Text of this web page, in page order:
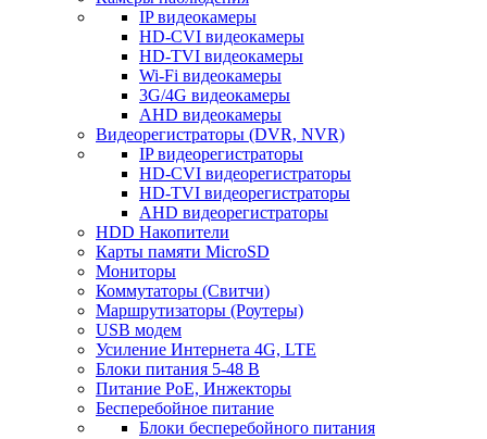
IP видеокамеры
HD-CVI видеокамеры
HD-TVI видеокамеры
Wi-Fi видеокамеры
3G/4G видеокамеры
AHD видеокамеры
Видеорегистраторы (DVR, NVR)
IP видеорегистраторы
HD-CVI видеорегистраторы
HD-TVI видеорегистраторы
AHD видеорегистраторы
HDD Накопители
Карты памяти MicroSD
Мониторы
Коммутаторы (Свитчи)
Маршрутизаторы (Роутеры)
USB модем
Усиление Интернета 4G, LTE
Блоки питания 5-48 В
Питание PoE, Инжекторы
Бесперебойное питание
Блоки бесперебойного питания